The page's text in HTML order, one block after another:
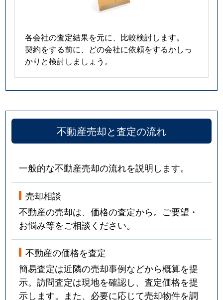
各会社の査定結果を元に、比較検討します。
契約をする前に、どの会社に依頼をするかしっ
かりと検討しましょう。
不動産売却と査定の流れ
一般的な不動産売却の流れを説明します。
売却相談
不動産の売却は、価格の査定から。ご要望・
お悩み等をご相談ください。
不動産の価格を査定
簡易査定は近隣の売却事例などから概算を提
示。訪問査定は現地を確認し、査定価格を提
示します。また、必要に応じて売却物件を調